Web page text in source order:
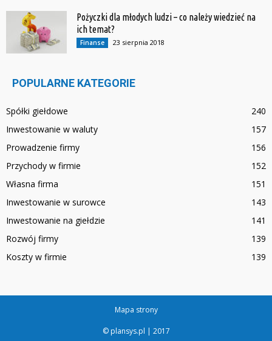
Pożyczki dla młodych ludzi – co należy wiedzieć na
ich temat?
Finanse 23 sierpnia 2018
POPULARNE KATEGORIE
Spółki giełdowe
240
Inwestowanie w waluty
157
Prowadzenie firmy
156
Przychody w firmie
152
Własna firma
151
Inwestowanie w surowce
143
Inwestowanie na giełdzie
141
Rozwój firmy
139
Koszty w firmie
139
Mapa strony
© plansys.pl | 2017